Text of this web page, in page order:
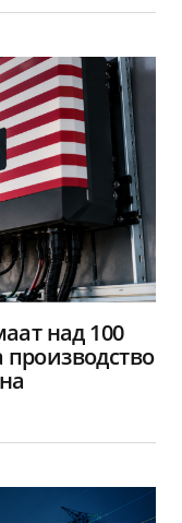
над 100